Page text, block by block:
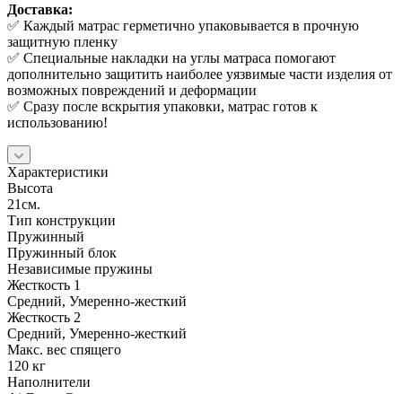
Доставка:
✅ Каждый матрас герметично упаковывается в прочную
защитную пленку
✅ Специальные накладки на углы матраса помогают
дополнительно защитить наиболее уязвимые части изделия от
возможных повреждений и деформации
✅ Сразу после вскрытия упаковки, матрас готов к
использованию!
Характеристики
Высота
21см.
Тип конструкции
Пружинный
Пружинный блок
Независимые пружины
Жесткость 1
Средний, Умеренно-жесткий
Жесткость 2
Средний, Умеренно-жесткий
Макс. вес спящего
120 кг
Наполнители